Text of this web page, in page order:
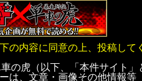
の内容に同意の上、投稿して
の虎（以下、「本件サイト」
は、文章・画像その他情報等